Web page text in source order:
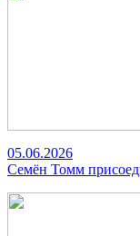
05.06.2026
Семён Томм